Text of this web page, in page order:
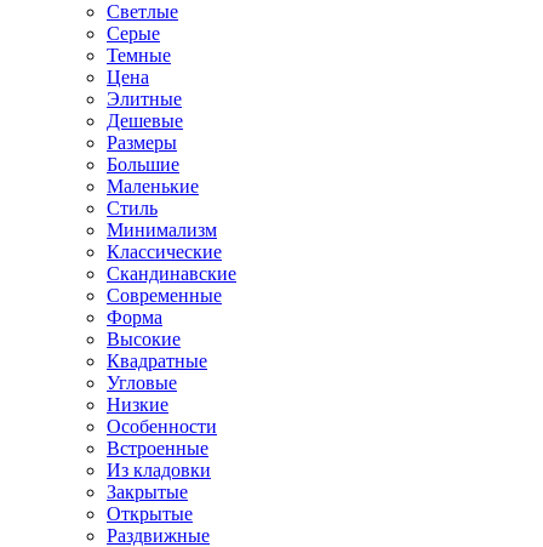
Светлые
Серые
Темные
Цена
Элитные
Дешевые
Размеры
Большие
Маленькие
Стиль
Минимализм
Классические
Скандинавские
Современные
Форма
Высокие
Квадратные
Угловые
Низкие
Особенности
Встроенные
Из кладовки
Закрытые
Открытые
Раздвижные